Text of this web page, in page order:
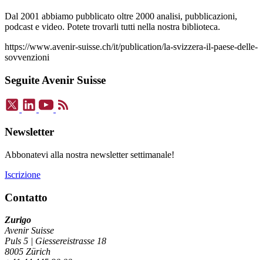
Dal 2001 abbiamo pubblicato oltre 2000 analisi, pubblicazioni,
podcast e video. Potete trovarli tutti nella nostra biblioteca.
https://www.avenir-suisse.ch/it/publication/la-svizzera-il-paese-delle-
sovvenzioni
Seguite Avenir Suisse
Newsletter
Abbonatevi alla nostra newsletter settimanale!
Iscrizione
Contatto
Zurigo
Avenir Suisse
Puls 5 | Giessereistrasse 18
8005 Zürich